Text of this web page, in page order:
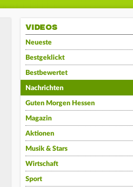
VIDEOS
Neueste
Bestgeklickt
Bestbewertet
Nachrichten
Guten Morgen Hessen
Magazin
Aktionen
Musik & Stars
Wirtschaft
Sport